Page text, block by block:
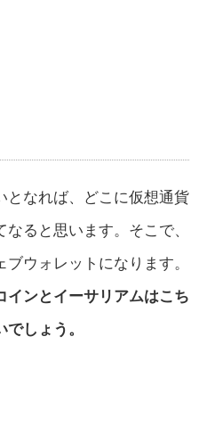
となれば、どこに仮想通貨
ると思います。そこで、
ウォレットになります。
ンとイーサリアムはこち
しょう。